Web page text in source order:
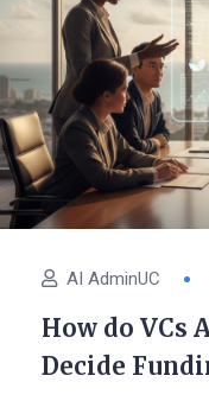
AI AdminUC
How do VCs
Decide